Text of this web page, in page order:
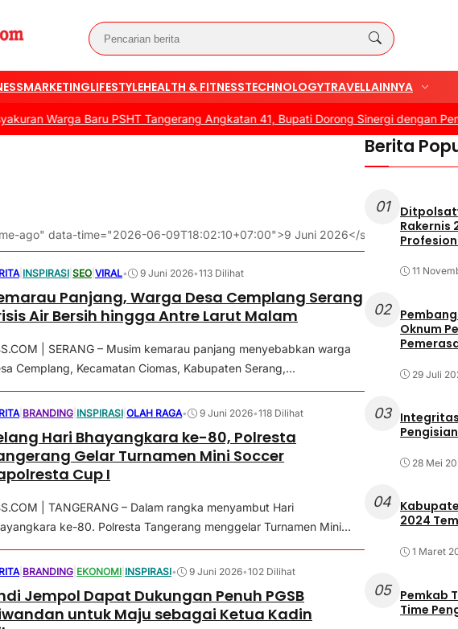
MARKETINGLIFESTYLEHEALTH & FITNESSTECHNOLOGYTRAVELLAINNYA
Warga Baru PSHT Tangerang Angkatan 41, Bupati Dorong Sinergi dengan
ago" data-time="2026-06-09T18:02:10+07:00">9 Juni 2026</span>
INSPIRASI |SEO |VIRAL• 9 Juni 2026•113 Dilihat
Panjang, Warga Desa Cemplang Serang
Air Bersih hingga Antre Larut Malam
| SERANG – Musim kemarau panjang menyebabkan warga
Cemplang, Kecamatan Ciomas, Kabupaten Serang,...
BRANDING INSPIRASI |OLAH RAGA• 9 Juni 2026•118 Dilihat
Hari Bhayangkara ke-80, Polresta
Gelar Turnamen Mini Soccer
Cup I
| TANGERANG – Dalam rangka menyambut Hari
ke-80. Polresta Tangerang menggelar Turnamen Mini...
BRANDING EKONOMI INSPIRASI• 9 Juni 2026•102 Dilihat
Jempol Dapat Dukungan Penuh PGSB
untuk Maju sebagai Ketua Kadin
Berita
01
Rakernis
11
02
Oknum
29 Juli
03
28 Mei
04
2024
1 Maret
05
Pemkab
Time